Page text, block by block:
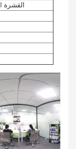
القشرة